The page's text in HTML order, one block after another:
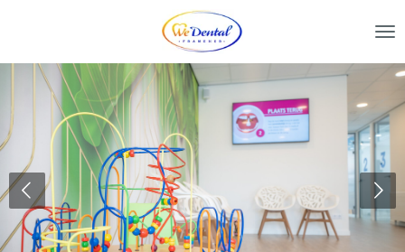
naar
hoofdinhoud